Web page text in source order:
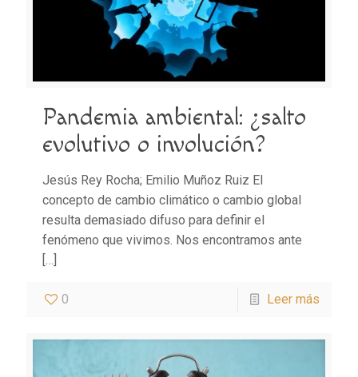
Pandemia ambiental: ¿salto
evolutivo o involución?
Jesús Rey Rocha; Emilio Muñoz Ruiz El
concepto de cambio climático o cambio global
resulta demasiado difuso para definir el
fenómeno que vivimos. Nos encontramos ante
[…]
0 Leer más